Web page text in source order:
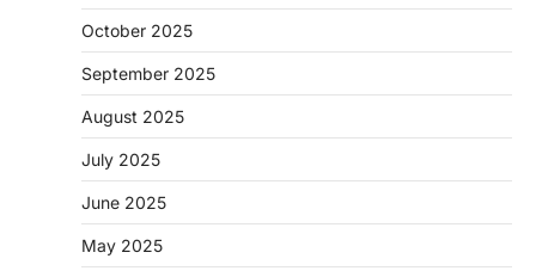
October 2025
September 2025
August 2025
July 2025
June 2025
May 2025